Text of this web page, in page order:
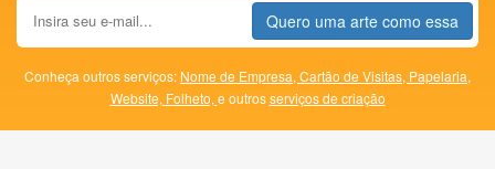
Quero uma arte como essa
Conheça outros serviços: Nome de Empresa, Cartão de Visitas, Papelaria,
Website, Folheto, e outrosserviços de criação